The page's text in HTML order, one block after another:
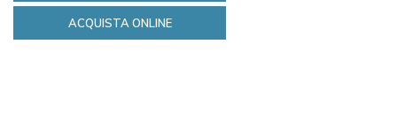
ACQUISTA ONLINE